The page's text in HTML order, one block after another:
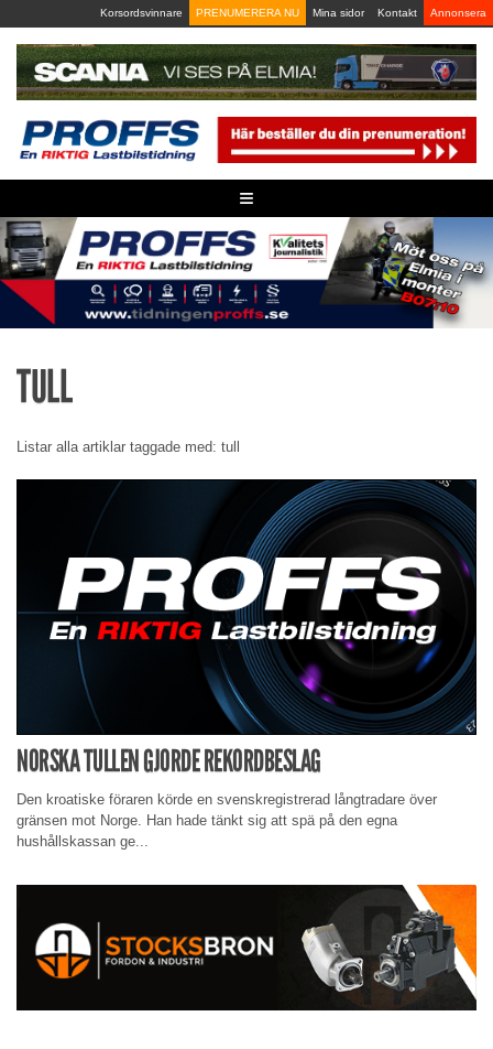
to
content
Korsordsvinnare PRENUMERERA NU Mina sidor Kontakt Annonsera
≡
TULL
Listar alla artiklar taggade med: tull
NORSKA TULLEN GJORDE REKORDBESLAG
Den kroatiske föraren körde en svenskregistrerad långtradare över
gränsen mot Norge. Han hade tänkt sig att spä på den egna
hushållskassan ge...